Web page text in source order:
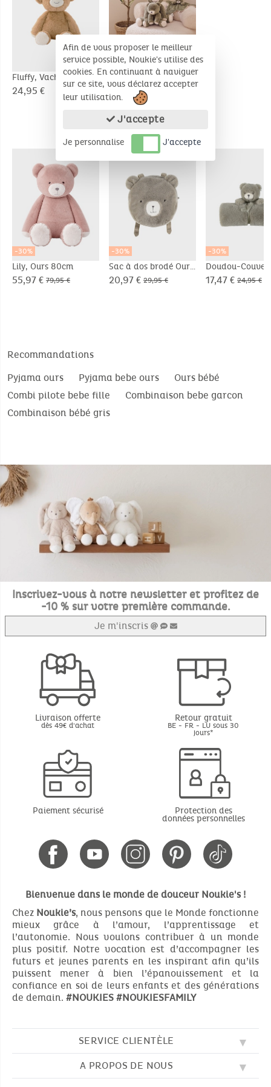
Fluffy, Vache 40cm
24,95 €
Orso, Ours 40cm
24,95 €
PRODUITS COMPLÉMENTAIRES
-30%
Lily, Ours 80cm
55,97 € 79,95 €
-30%
Sac à dos brodé Ours
- Orso
20,97 € 29,95 €
-30%
Doudou-
Nomade
17,47 € 24,95 €
Recommandations
Pyjama ours
Pyjama bebe ours
Ours bébé
Combi pilote bebe fille
Combinaison bebe garcon
Combinaison bébé gris
Inscrivez-vous à notre newsletter et profitez de
-10 % sur votre première commande.
Je m'inscris
Livraison offerte
dès 49€ d'achat
Retour gratuit
BE - FR - LU sous 30
jours*
Paiement sécurisé Protection des
données personnelles
Bienvenue dans le monde de douceur Noukie's !
Chez Noukie’s, nous pensons que le Monde fonctionne
mieux grâce à l’amour, l’apprentissage et
l’autonomie. Nous voulons contribuer à un monde
plus positif. Notre vocation est d’accompagner les
futurs et jeunes parents en les inspirant afin qu’ils
puissent mener à bien l’épanouissement et la
confiance en soi de leurs enfants et des générations
de demain. #NOUKIES #NOUKIESFAMILY
SERVICE CLIENTÈLE
QUESTIONS FRÉQUENTES (FAQ)
A PROPOS DE NOUS
Afin de vous proposer le meilleur
service possible, Noukie's utilise des
cookies. En continuant à naviguer
sur ce site, vous déclarez accepter
leur utilisation.
J'accepte
Je personnalise J'accepte